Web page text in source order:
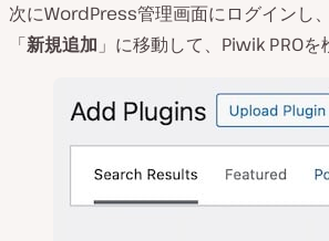
次にWordPress管理画面にログインし
「新規追加 」に移動して、Piwik PROを